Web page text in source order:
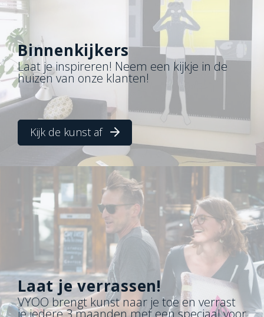
Binnenkijkers
Laat je inspireren! Neem een kijkje in de
huizen van onze klanten!
Kijk de kunst af
Laat je verrassen!
VYOO brengt kunst naar je toe en verrast
je iedere 3 maanden met een speciaal voor